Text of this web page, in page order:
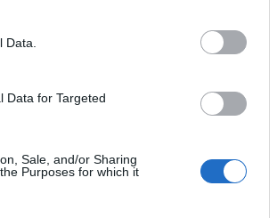
Data for Targeted
Sale, and/or Sharing
Purposes for which it
így spórolnak
az
OTTHON
1 3 napja
Ez a 7